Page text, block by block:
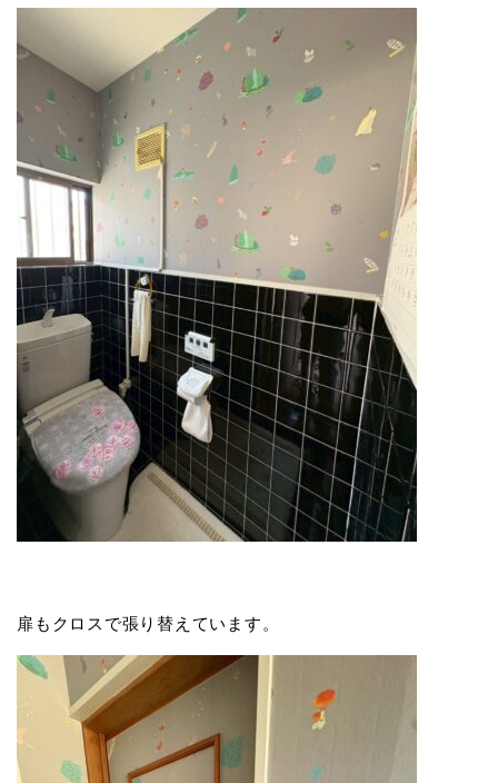
扉もクロスで張り替えています。